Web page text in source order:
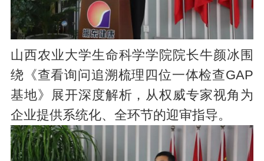
山西农业大学生命科学学院院长牛颜冰围
绕《查看询问追溯梳理四位一体检查GAP
基地》展开深度解析，从权威专家视角为
企业提供系统化、全环节的迎审指导。